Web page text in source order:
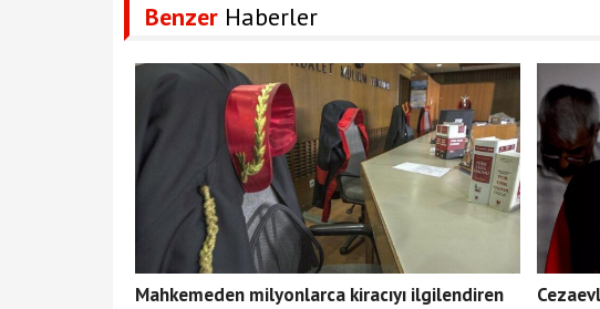
Benzer Haberler
Mahkemeden milyonlarca kiracıyı ilgilendiren